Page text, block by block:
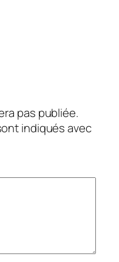
pas publiée.
indiqués avec